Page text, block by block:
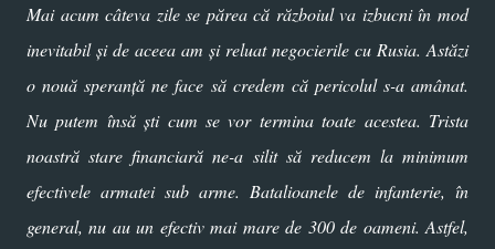
Mai acum câteva zile se părea că războiul va izbucni în mod
inevitabil şi de aceea am şi reluat negocierile cu Rusia. Astăzi
o nouă speranţă ne face să credem că pericolul s-a amânat.
Nu putem însă ști cum se vor termina toate acestea. Trista
noastră stare financiară ne-a silit să reducem la minimum
efectivele armatei sub arme. Batalioanele de infanterie, în
general, nu au un efectiv mai mare de 300 de oameni. Astfel,